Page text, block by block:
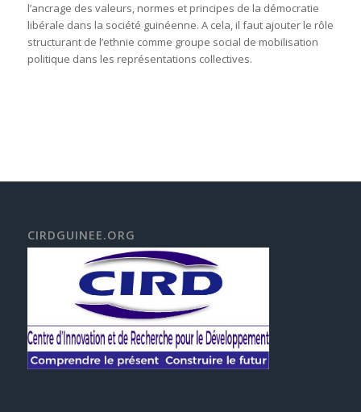
l’ancrage des valeurs, normes et principes de la démocratie
libérale dans la société guinéenne. A cela, il faut ajouter le rôle
structurant de l’ethnie comme groupe social de mobilisation
politique dans les représentations collectives.
CIRDGUINEE.ORG